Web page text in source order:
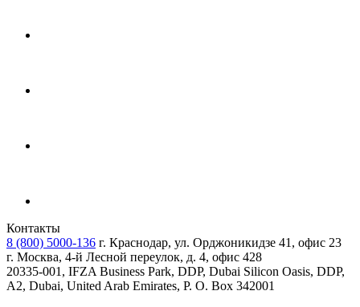
Контакты
8 (800) 5000-136 г. Краснодар, ул. Орджоникидзе 41, офис 23
г. Москва, 4-й Лесной переулок, д. 4, офис 428
20335-001, IFZA Business Park, DDP, Dubai Silicon Oasis, DDP,
A2, Dubai, United Arab Emirates, P. O. Box 342001